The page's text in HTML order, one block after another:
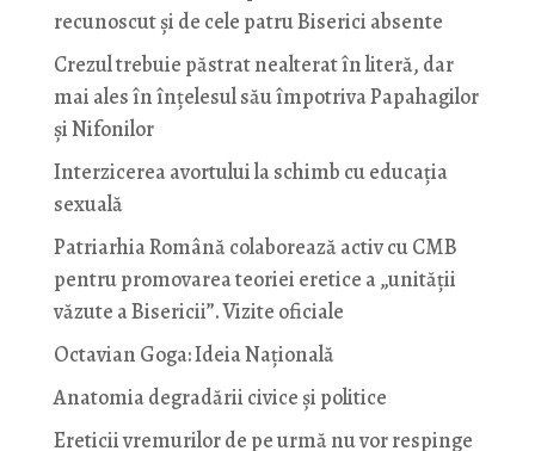
recunoscut și de cele patru Biserici absente
Crezul trebuie păstrat nealterat în literă, dar
mai ales în înțelesul său împotriva Papahagilor
și Nifonilor
Interzicerea avortului la schimb cu educaţia
sexuală
Patriarhia Română colaborează activ cu CMB
pentru promovarea teoriei eretice a „unității
văzute a Bisericii”. Vizite oficiale
Octavian Goga: Ideia Naţională
Anatomia degradării civice și politice
Ereticii vremurilor de pe urmă nu vor respinge